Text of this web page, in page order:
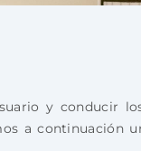
y conducir
a continuación